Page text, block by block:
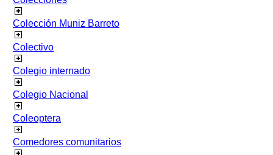
Colección Muniz Barreto
Colectivo
Colegio internado
Colegio Nacional
Coleoptera
Comedores comunitarios